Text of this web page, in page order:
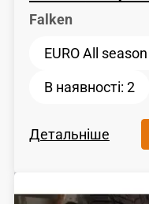
Falken
EURO All
В наявності: 2
Детальніше